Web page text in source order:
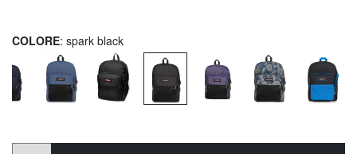
COLORE: spark black